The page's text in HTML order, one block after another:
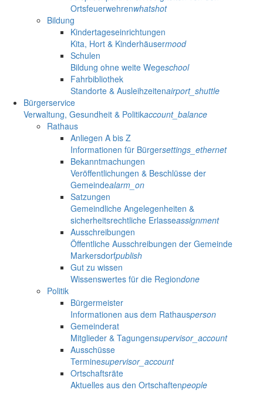
Ortsfeuerwehrenwhatshot
Bildung
Kindertageseinrichtungen
Kita, Hort & Kinderhäusermood
Schulen
Bildung ohne weite Wegeschool
Fahrbibliothek
Standorte & Ausleihzeitenairport_shuttle
Bürgerservice
Verwaltung, Gesundheit & Politikaccount_balance
Rathaus
Anliegen A bis Z
Informationen für Bürgersettings_ethernet
Bekanntmachungen
Veröffentlichungen & Beschlüsse der
Gemeindealarm_on
Satzungen
Gemeindliche Angelegenheiten &
sicherheitsrechtliche Erlasseassignment
Ausschreibungen
Öffentliche Ausschreibungen der Gemeinde
Markersdorfpublish
Gut zu wissen
Wissenswertes für die Regiondone
Politik
Bürgermeister
Informationen aus dem Rathausperson
Gemeinderat
Mitglieder & Tagungensupervisor_account
Ausschüsse
Terminesupervisor_account
Ortschaftsräte
Aktuelles aus den Ortschaftenpeople